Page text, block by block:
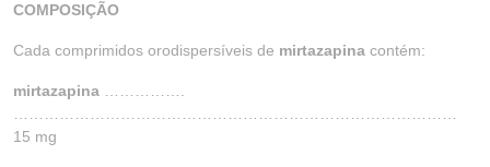
COMPOSIÇÃO
Cada comprimidos orodispersíveis de mirtazapina contém:
mirtazapina
15 mg